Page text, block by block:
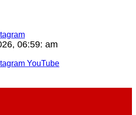
06:59: am
YouTube